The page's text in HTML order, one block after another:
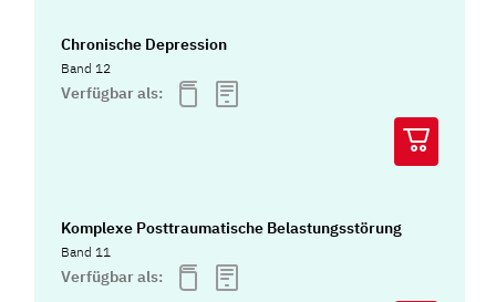
Chronische Depression
Band 12
Verfügbar als:
Komplexe Posttraumatische Belastungsstörung
Band 11
Verfügbar als: